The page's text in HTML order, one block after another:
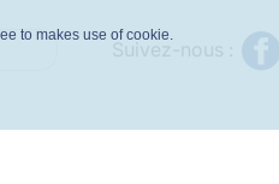
to makes use of cookie.